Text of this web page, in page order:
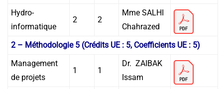
Hydro-
informatique
2 2
Mme SALHI
Chahrazed
2 – Méthodologie 5 (Crédits UE : 5, Coefficients UE : 5)
Management
de projets
1 1
Dr. ZAIBAK
Issam